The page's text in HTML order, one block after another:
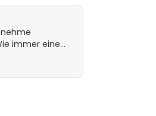
immer eine
ich auch
Verwandlung
vielen Dank